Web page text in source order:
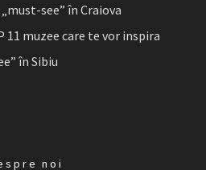
see” în Craiova
11 muzee care te vor inspira
în Sibiu
noi